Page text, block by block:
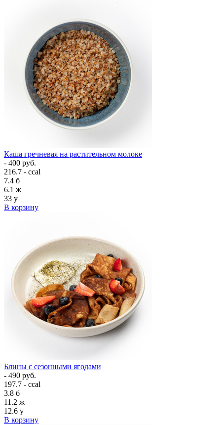
Каша гречневая на растительном молоке
- 400 руб.
216.7 - ccal
7.4 б
6.1 ж
33 у
В корзину
Блины с сезонными ягодами
- 490 руб.
197.7 - ccal
3.8 б
11.2 ж
12.6 у
В корзину